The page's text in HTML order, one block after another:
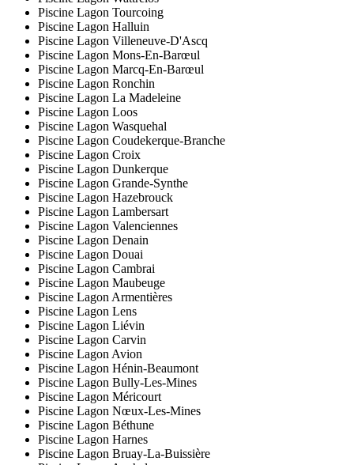
Piscine Lagon Tourcoing
Piscine Lagon Halluin
Piscine Lagon Villeneuve-D'Ascq
Piscine Lagon Mons-En-Barœul
Piscine Lagon Marcq-En-Barœul
Piscine Lagon Ronchin
Piscine Lagon La Madeleine
Piscine Lagon Loos
Piscine Lagon Wasquehal
Piscine Lagon Coudekerque-Branche
Piscine Lagon Croix
Piscine Lagon Dunkerque
Piscine Lagon Grande-Synthe
Piscine Lagon Hazebrouck
Piscine Lagon Lambersart
Piscine Lagon Valenciennes
Piscine Lagon Denain
Piscine Lagon Douai
Piscine Lagon Cambrai
Piscine Lagon Maubeuge
Piscine Lagon Armentières
Piscine Lagon Lens
Piscine Lagon Liévin
Piscine Lagon Carvin
Piscine Lagon Avion
Piscine Lagon Hénin-Beaumont
Piscine Lagon Bully-Les-Mines
Piscine Lagon Méricourt
Piscine Lagon Nœux-Les-Mines
Piscine Lagon Béthune
Piscine Lagon Harnes
Piscine Lagon Bruay-La-Buissière